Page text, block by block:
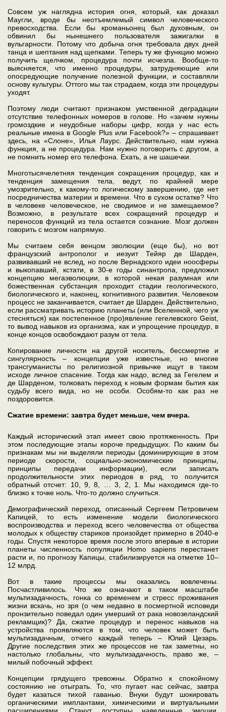
Совсем уж наглядна история огня, который, как доказал
Маугли, вроде бы неотъемлемый символ человеческого
превосходства. Если бы кроманьонец был духовным, он
обвинил бы нынешнего пользователя зажигалки в
вульгарности. Потому что добыча огня требовала двух дней
танца и шептания над щепками. Теперь ту же функцию можно
получить щелчком, процедура почти исчезла. Вообще-то
выясняется, что именно процедуры, затрудняющие или
опосредующие получение полезной функции, и составляли
основу культуры. Оттого мы так страдаем, когда эти процедуры
уходят.
Поэтому люди считают признаком умственной деградации
отсутствие телефонных номеров в голове. Но «зачем нужны
громоздкие и неудобные наборы цифр, когда у нас есть
реальные имена в Google Plus или Facebook?» – спрашивает
здесь, на «Слоне», Илья Лаурс. Действительно, нам нужна
функция, а не процедура. Нам нужно поговорить с другом, а
не помнить номер его телефона. Ехать, а не шашечки.
Многотысячелетняя тенденция сокращения процедур, как и
тенденция замещения тела, ведут, по крайней мере
умозрительно, к какому-то логическому завершению, где нет
посредничества материи и времени. Что в сухом остатке? Что
в человеке человеческое, не сводимое и не замещаемое?
Возможно, в результате всех сокращений процедур и
переносов функций из тела остается сознание. Мозг должен
говорить с мозгом напрямую.
Мы считаем себя венцом эволюции (еще бы), но вот
французский антрополог и иезуит Тейяр де Шарден,
развивавший не вслед, но после Вернадского идеи ноосферы
и выкопавший, кстати, в 30-е годы синантропа, предложил
концепцию мегаэволюции, в которой некая разумная или
божественная субстанция проходит стадии геологического,
биологического и, наконец, когнитивного развития. Человеком
процесс не заканчивается, считает де Шарден. Действительно,
если рассматривать историю планеты (или Вселенной, чего уж
стесняться) как постепенное (про)явление гегелевского Geist,
то вывод навыков из организма, как и упрощение процедур, в
конце концов освобождают разум от тела.
Копирование личности на другой носитель, бессмертие и
сингулярность – концепции уже известные, но многие
трансгуманисты по религиозной привычке ищут в таком
исходе личное спасение. Тогда как надо, вслед за Гегелем и
де Шарденом, толковать переход к новым формам бытия как
судьбу всего вида, но не особи. Особям-то как раз не
поздоровится.
Сжатие времени: завтра будет меньше, чем вчера.
Каждый исторический этап имеет свою протяженность. При
этом последующие этапы короче предыдущих. По каким бы
признакам мы ни выделяли периоды (доминирующие в этом
периоде скорости, социально-экономические принципы,
принципы передачи информации), если записать
продолжительности этих периодов в ряд, то получится
обратный отсчет: 10, 9, 8, … 3, 2, 1. Мы находимся где-то
близко к точке ноль. Что-то должно случиться.
Демографический переход, описанный Сергеем Петровичем
Капицей, то есть изменение модели биологического
воспроизводства и переход всего человечества от общества
молодых к обществу стариков произойдет примерно в 2040-е
годы. Спустя некоторое время после этого впервые в истории
планеты численность популяции Homo sapiens перестанет
расти и, по прогнозу Капицы, стабилизируется на отметке 10–
12 млрд.
Вот в такие процессы мы оказались вовлечены.
Посчастливилось. Что же означают в таком масштабе
мультизадачность, гонка со временем и стресс проживания
жизни вскачь, но зря (о чем недавно в посмертной исповеди
пронзительно поведал один умерший от рака новозеландский
рекламщик)? Да, сжатие процедур и перенос навыков на
устройства проявляются в том, что человек может быть
мультизадачным, отчего каждый теперь – Юлий Цезарь.
Другие последствия этих же процессов не так заметны, но
настолько глобальны, что мультизадачность, право же, –
милый побочный эффект.
Концепции грядущего тревожны. Обратно к спокойному
состоянию не отыграть. То, что пугает нас сейчас, завтра
будет казаться тихой гаванью. Внуки будут шокировать
органическими имплантами, химическими и виртуальными